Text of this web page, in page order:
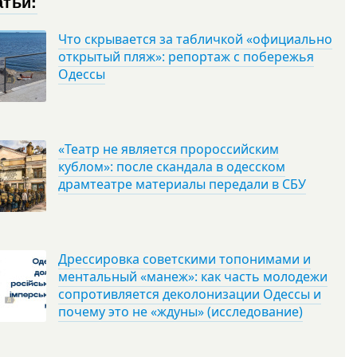
Что скрывается за табличкой «официально
открытый пляж»: репортаж с побережья
Одессы
«Театр не является пророссийским
кублом»: после скандала в одесском
драмтеатре материалы передали в СБУ
Дрессировка советскими топонимами и
ментальный «манеж»: как часть молодежи
сопротивляется деколонизации Одессы и
почему это не «ждуны» (исследование)